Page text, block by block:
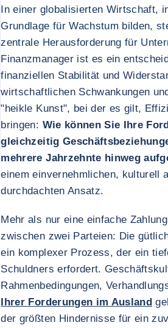
In einer globalisierten Wirtschaft,
Grundlage für Wachstum bilden,
zentrale Herausforderung für
Finanzmanager ist es ein
finanziellen Stabilität und
wirtschaftlichen Schwankungen
"heikle Kunst", bei der es gilt,
bringen: Wie können Sie Ihre
gleichzeitig
mehrere Jahrzehnte hinweg
einem einvernehmlichen, kulturell
durchdachten Ansatz.
Mehr als nur eine einfache
zwischen zwei Parteien: Die
ein komplexer Prozess, der ein
Schuldners erfordert.
Rahmenbedingungen,
Ihrer Forderungen im Ausland
der größten Hindernisse für ein